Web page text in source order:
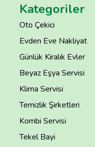
Kategoriler
Oto Çekici
Evden Eve Nakliyat
Günlük Kiralık Evler
Beyaz Eşya Servisi
Klima Servisi
Temizlik Şirketleri
Kombi Servisi
Tekel Bayi